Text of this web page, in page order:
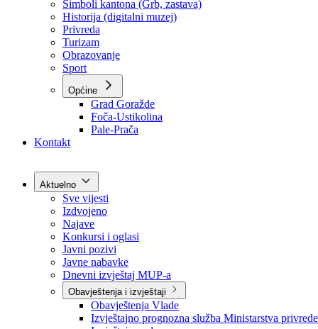
O kantonu
O kantonu
Simboli kantona (Grb, zastava)
Historija (digitalni muzej)
Privreda
Turizam
Obrazovanje
Sport
Općine
Kontakt
Aktuelno
Sve vijesti
Izdvojeno
Najave
Konkursi i oglasi
Javni pozivi
Javne nabavke
Dnevni izvještaj MUP-a